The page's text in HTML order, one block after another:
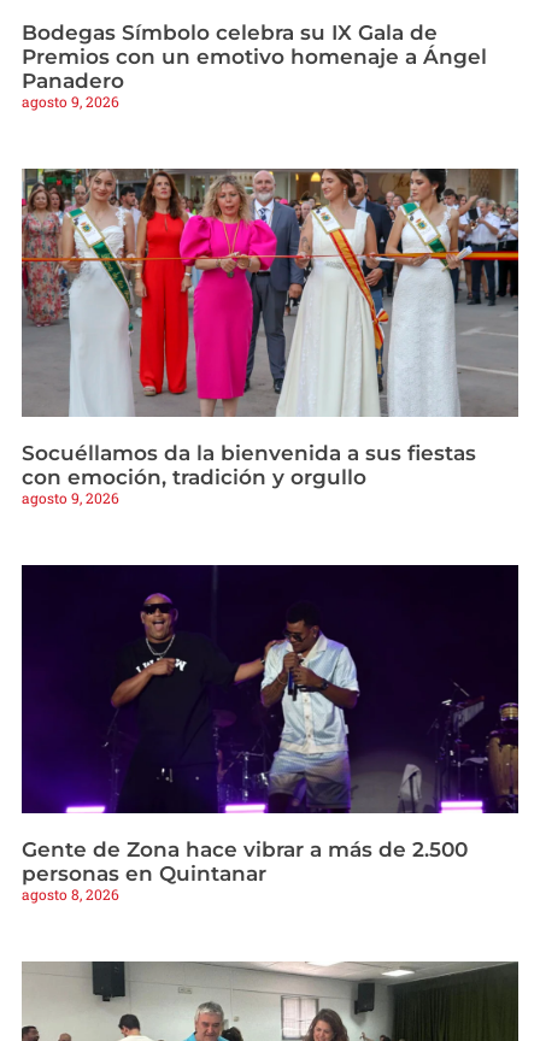
Bodegas Símbolo celebra su IX Gala de
Premios con un emotivo homenaje a Ángel
Panadero
agosto 9, 2026
Socuéllamos da la bienvenida a sus fiestas
con emoción, tradición y orgullo
agosto 9, 2026
Gente de Zona hace vibrar a más de 2.500
personas en Quintanar
agosto 8, 2026